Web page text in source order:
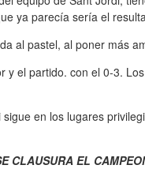
ya parecía sería el
al pastel, al poner más
y el partido. con el 0-3.
en los lugares
CLAUSURA EL